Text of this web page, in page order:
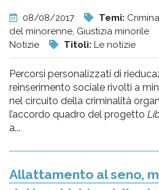
08/08/2017 Temi:
del minorenne, Giustizia minorile
Notizie
Titoli: Le notizie
Percorsi personalizzati di
reinserimento sociale rivolti a
nel circuito della criminalità
l’accordo quadro del progetto
a...
Allattamento al seno,